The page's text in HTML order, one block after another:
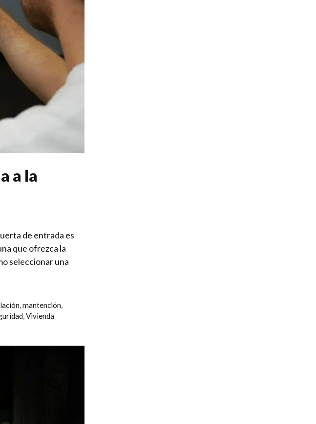
a la
de ​entrada es
que ofrezca la
seleccionar una
,mantención,
,Vivienda